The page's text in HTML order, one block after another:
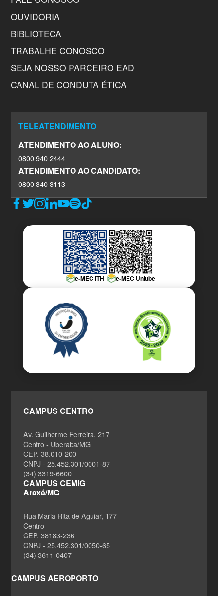
OUVIDORIA
BIBLIOTECA
TRABALHE CONOSCO
SEJA NOSSO PARCEIRO EAD
CANAL DE CONDUTA ÉTICA
TELEATENDIMENTO
ATENDIMENTO AO ALUNO:
0800 940 2444
ATENDIMENTO AO CANDIDATO:
0800 340 3113
e-MEC ITH e-MEC Uniube
CAMPUS CENTRO
Av. Guilherme Ferreira, 217
Centro - Uberaba/MG
CEP. 38.010-200
CNPJ - 25.452.301/0001-87
(34) 3319-6600
CAMPUS CEMIG
Araxá/MG
Rua Maria Rita de Aguiar, 177
Centro
CEP. 38183-236
CNPJ - 25.452.301/0050-65
(34) 3611-0407
CAMPUS AEROPORTO